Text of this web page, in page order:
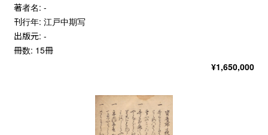
著者名: -
刊行年: 江戸中期写
出版元: -
冊数: 15冊
¥1,650,000